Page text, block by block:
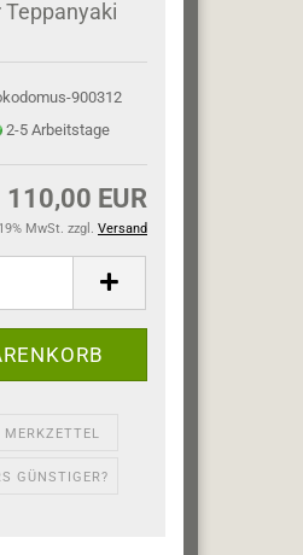
900312
2-5 Arbeitstage
110,00 EUR
MwSt. zzgl. Versand
MERKZETTEL
GÜNSTIGER?